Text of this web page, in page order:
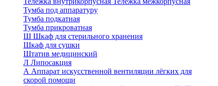
Тумба под аппаратуру
Тумба подкатная
Тумба прикроватная
Ш Шкаф для стерильного хранения
Шкаф для сушки
Штатив медицинский
Л Липосакция
А Аппарат искусственной вентиляции лёгких для
скорой помощи